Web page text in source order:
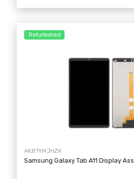
Refurbished
AK87YMJHZX
Samsung Galaxy Tab A11 Display